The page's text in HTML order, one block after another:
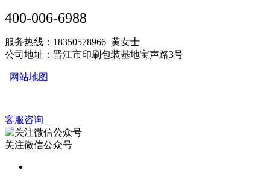
400-006-6988
服务热线：18350578966 黄女士
公司地址：晋江市印刷包装基地宝声路3号
网站地图
客服咨询
关注微信公众号